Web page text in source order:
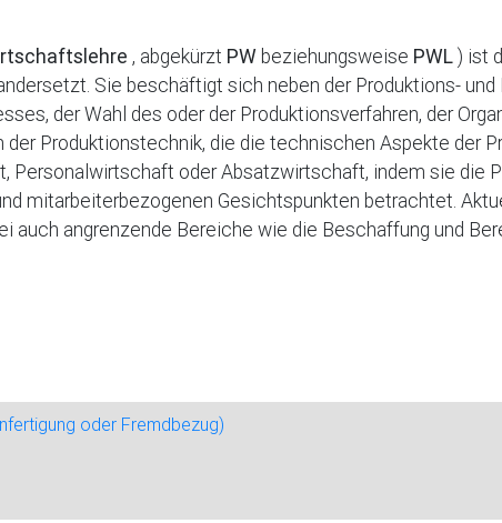
, abgekürzt PW beziehungsweise PWL) ist
Sie beschäftigt sich neben der Produktions-
der Wahl des oder der Produktionsverfahren, der
Produktionstechnik, die die technischen Aspekte der
oder Absatzwirtschaft, indem sie die
mitarbeiterbezogenen Gesichtspunkten betrachtet.
auch angrenzende Bereiche wie die Beschaffung und
oder Fremdbezug)